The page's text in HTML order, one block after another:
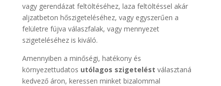
vagy gerendázat feltöltéséhez, laza feltöltéssel akár
aljzatbeton hőszigeteléséhez, vagy egyszerűen a
felületre fújva válaszfalak, vagy mennyezet
szigeteléséhez is kiváló.
Amennyiben a minőségi, hatékony és
környezettudatos utólagos szigetelést választaná
kedvező áron, keressen minket bizalommal